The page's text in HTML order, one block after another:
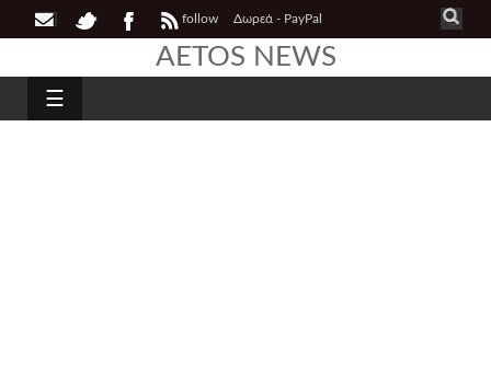
follow Δωρεά - PayPal
AETOS NEWS
☰